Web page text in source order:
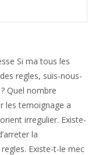
Si ma tous les
regles, suis-nous-
Quel nombre
les temoignage a
irregulier. Existe-
la
Existe-t-le mec